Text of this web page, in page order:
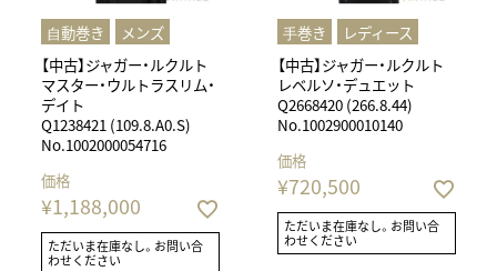
⾃動巻き
メンズ
【中古】ジャガー・ルクルト
マスター・ウルトラスリム・
デイト
Q1238421 (109.8.A0.S)
No.1002000054716
価格
¥1,188,000
ただいま在庫なし。お問い合
わせください
⼿巻き
レディース
【中古】ジャガー・ルクルト
レベルソ・デュエット
Q2668420 (266.8.44)
No.1002900010140
価格
¥720,500
ただいま在庫なし。お問い合
わせください